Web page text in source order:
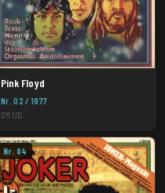
Pink Floyd
Nr. 02 / 1977
DM 1,00
Nr. 04